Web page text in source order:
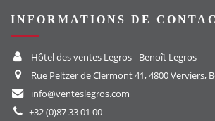
INFORMATIONS DE
Hôtel des ventes Legros - Benoît Legros
Rue Peltzer de Clermont 41, 4800 Verviers,
info@venteslegros.com
+32 (0)87 33 01 00